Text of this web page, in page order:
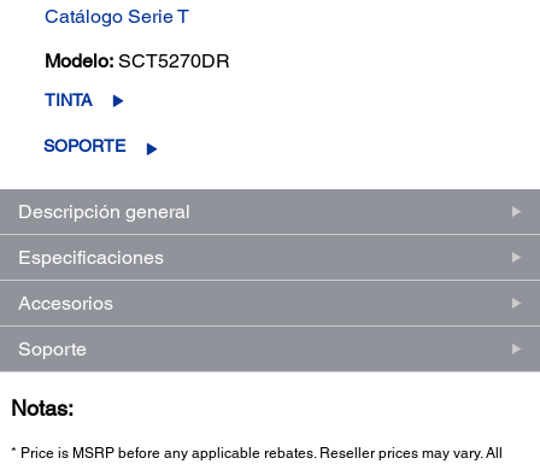
Catálogo Serie T
Modelo: SCT5270DR
TINTA
SOPORTE
Descripción general
Especificaciones
Accesorios
Soporte
Notas:
* Price is MSRP before any applicable rebates. Reseller prices may vary. All